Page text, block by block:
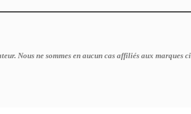
Nous ne sommes en aucun cas affiliés aux marques